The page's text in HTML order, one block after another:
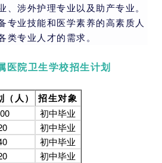
、涉外护理专业以及助产专业。
专业技能和医学素养的高素质人
类专业人才的需求。
医院卫生学校招生计划
人） 招生对象
初中毕业
初中毕业
初中毕业
初中毕业